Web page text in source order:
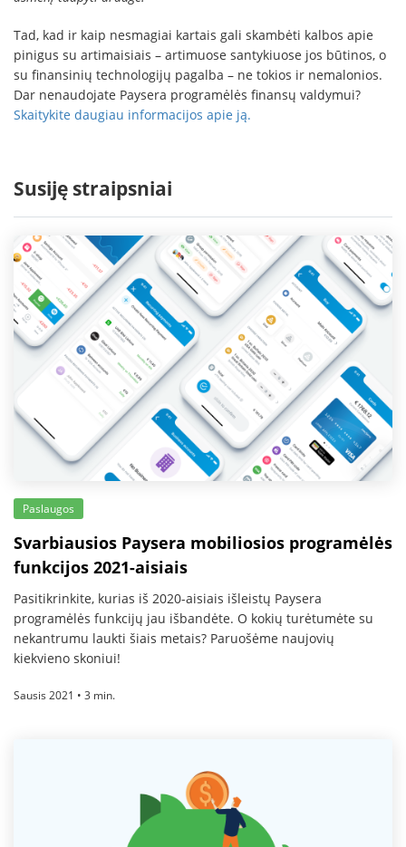
Tad, kad ir kaip nesmagiai kartais gali skambėti kalbos apie
pinigus su artimaisiais – artimuose santykiuose jos būtinos, o
su finansinių technologijų pagalba – ne tokios ir nemalonios.
Dar nenaudojate Paysera programėlės finansų valdymui?
Skaitykite daugiau informacijos apie ją.
Susiję straipsniai
Paslaugos
Svarbiausios Paysera mobiliosios programėlės
funkcijos 2021-aisiais
Pasitikrinkite, kurias iš 2020-aisiais išleistų Paysera
programėlės funkcijų jau išbandėte. O kokių turėtumėte su
nekantrumu laukti šiais metais? Paruošėme naujovių
kiekvieno skoniui!
Sausis 2021 • 3 min.